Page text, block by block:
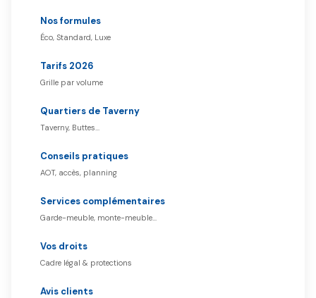
Nos formules
Éco, Standard, Luxe
Tarifs 2026
Grille par volume
Quartiers de Taverny
Taverny, Buttes…
Conseils pratiques
AOT, accès, planning
Services complémentaires
Garde-meuble, monte-meuble…
Vos droits
Cadre légal & protections
Avis clients